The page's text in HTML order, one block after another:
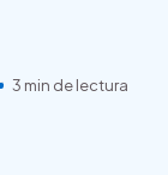
3 min de lectura